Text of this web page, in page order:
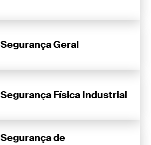
Segurança Geral
Segurança Física Industrial
Segurança de